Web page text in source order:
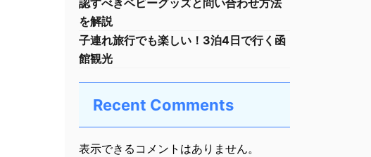
認すべきベビーグッズと問い合わせ方法
を解説
子連れ旅行でも楽しい！3泊4日で行く函
館観光
Recent Comments
表示できるコメントはありません。